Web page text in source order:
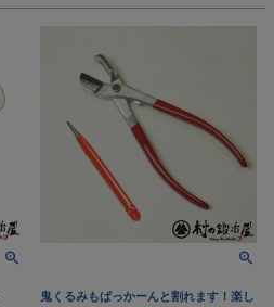
鬼くるみもぱっかーんと割れます！楽し